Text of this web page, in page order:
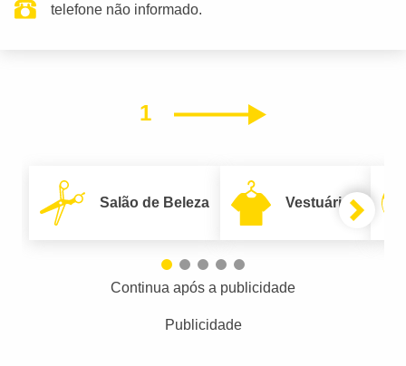
telefone não informado.
1 Próximo
Salão de Beleza Vestuário
Continua após a publicidade
Publicidade